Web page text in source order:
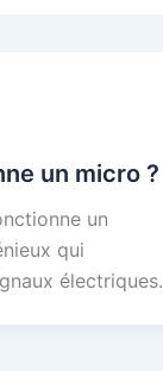
un micro ?
un
qui
électriques.